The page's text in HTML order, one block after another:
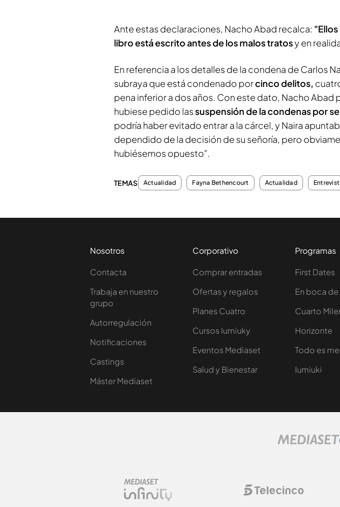
Ante estas declaraciones, Nacho Abad recalca:
libro está escrito antes de los malos tratosy en
En referencia a los detalles de la condena de Carlos
subraya que está condenado porcinco delitos,
pena inferior a dos años. Con este dato, Nacho Abad
hubiese pedido lassuspensión de la condenas por
podría haber evitado entrar a la cárcel, y Naira
dependido de la decisión de su señoría, pero
hubiésemos opuesto".
TEMAS Actualidad Fayna Bethencourt Actualidad
Nosotros
Contacta
Trabaja en nuestro
grupo
Autorregulación
Notificaciones
Castings
Máster Mediaset
Corporativo
Comprar entradas
Ofertas y regalos
Planes Cuatro
Cursos Iumiuky
Eventos Mediaset
Salud y Bienestar
Programas
First Dates
En boca
Cuarto
Horizonte
Todo es
Iumiuki